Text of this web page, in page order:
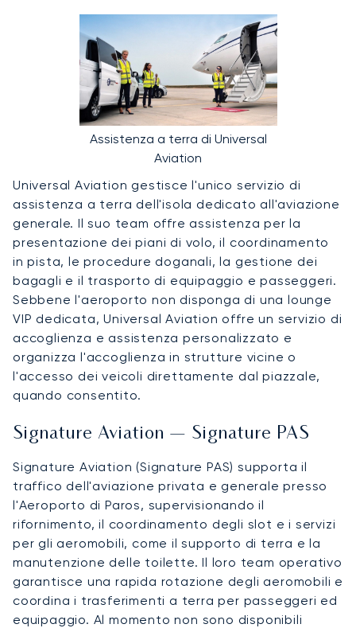
Assistenza a terra di Universal
Aviation
Universal Aviation gestisce l'unico servizio di
assistenza a terra dell'isola dedicato all'aviazione
generale. Il suo team offre assistenza per la
presentazione dei piani di volo, il coordinamento
in pista, le procedure doganali, la gestione dei
bagagli e il trasporto di equipaggio e passeggeri.
Sebbene l'aeroporto non disponga di una lounge
VIP dedicata, Universal Aviation offre un servizio di
accoglienza e assistenza personalizzato e
organizza l'accoglienza in strutture vicine o
l'accesso dei veicoli direttamente dal piazzale,
quando consentito.
Signature Aviation — Signature PAS
Signature Aviation (Signature PAS) supporta il
traffico dell'aviazione privata e generale presso
l'Aeroporto di Paros, supervisionando il
rifornimento, il coordinamento degli slot e i servizi
per gli aeromobili, come il supporto di terra e la
manutenzione delle toilette. Il loro team operativo
garantisce una rapida rotazione degli aeromobili e
coordina i trasferimenti a terra per passeggeri ed
equipaggio. Al momento non sono disponibili